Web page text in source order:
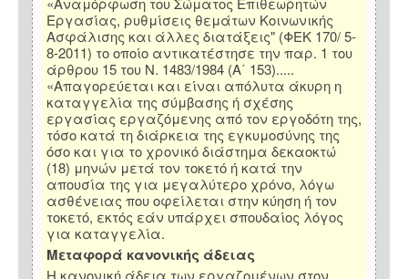
Εργασίας, ρυθμίσεις θεμάτων Κοινωνικής
Ασφάλισης και άλλες διατάξεις" (ΦΕΚ 170/ 5-
8-2011) το οποίο αντικατέστησε την παρ. 1 του
άρθρου 15 του Ν. 1483/1984 (Α΄ 153).....
«Απαγορεύεται και είναι απόλυτα άκυρη η
καταγγελία της σύμβασης ή σχέσης
εργασίας εργαζόμενης από τον εργοδότη της,
τόσο κατά τη διάρκεια της εγκυμοσύνης της
όσο και για το χρονικό διάστημα δεκαοκτώ
(18) μηνών μετά τον τοκετό ή κατά την
απουσία της για μεγαλύτερο χρόνο, λόγω
ασθένειας που οφείλεται στην κύηση ή τον
τοκετό, εκτός εάν υπάρχει σπουδαίος λόγος
για καταγγελία.
Μεταφορά κανονικής άδειας
Η κανονική άδεια των εργαζομένων στον